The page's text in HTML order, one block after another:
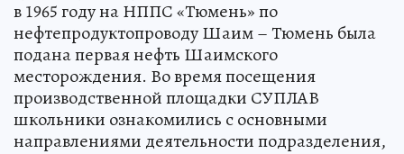
в 1965 году на НППС «Тюмень» по
нефтепродуктопроводу Шаим – Тюмень была
подана первая нефть Шаимского
месторождения. Во время посещения
производственной площадки СУПЛАВ
школьники ознакомились с основными
направлениями деятельности подразделения,